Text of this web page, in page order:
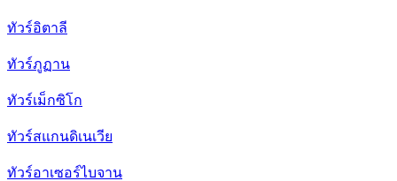
ทัวร์อิตาลี
ทัวร์ภูฏาน
ทัวร์เม็กซิโก
ทัวร์สแกนดิเนเวีย
ทัวร์อาเซอร์ไบจาน